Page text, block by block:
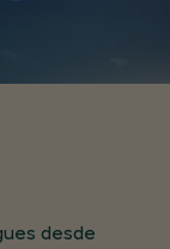
desde